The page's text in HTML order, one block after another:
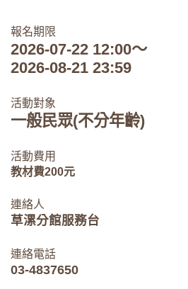
報名期限
2026-07-22 12:00～
2026-08-21 23:59
活動對象
一般民眾(不分年齡)
活動費用
教材費200元
連絡人
草漯分館服務台
連絡電話
03-4837650